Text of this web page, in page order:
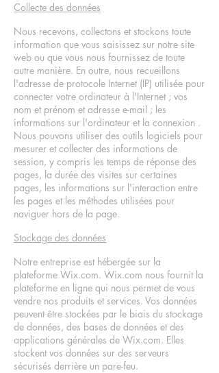
Collecte des données
Nous recevons, collectons et stockons toute
information que vous saisissez sur notre site
web ou que vous nous fournissez de toute
autre manière. En outre, nous recueillons
l'adresse de protocole Internet (IP) utilisée pour
connecter votre ordinateur à l'Internet ; vos
nom et prénom et adresse e-mail ; les
informations sur l'ordinateur et la connexion .
Nous pouvons utiliser des outils logiciels pour
mesurer et collecter des informations de
session, y compris les temps de réponse des
pages, la durée des visites sur certaines
pages, les informations sur l'interaction entre
les pages et les méthodes utilisées pour
naviguer hors de la page.
Stockage des données
Notre entreprise est hébergée sur la
plateforme Wix.com. Wix.com nous fournit la
plateforme en ligne qui nous permet de vous
vendre nos produits et services. Vos données
peuvent être stockées par le biais du stockage
de données, des bases de données et des
applications générales de Wix.com. Elles
stockent vos données sur des serveurs
sécurisés derrière un pare-feu.